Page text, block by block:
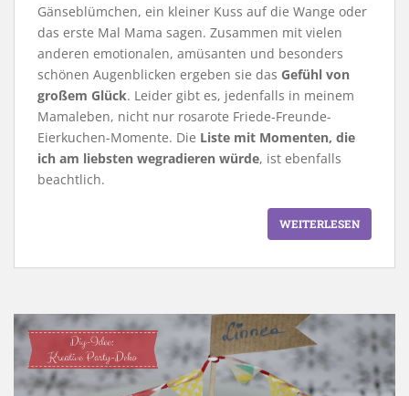
Gänseblümchen, ein kleiner Kuss auf die Wange oder
das erste Mal Mama sagen. Zusammen mit vielen
anderen emotionalen, amüsanten und besonders
schönen Augenblicken ergeben sie das Gefühl von
großem Glück. Leider gibt es, jedenfalls in meinem
Mamaleben, nicht nur rosarote Friede-Freunde-
Eierkuchen-Momente. Die Liste mit Momenten, die
ich am liebsten wegradieren würde, ist ebenfalls
beachtlich.
WEITERLESEN